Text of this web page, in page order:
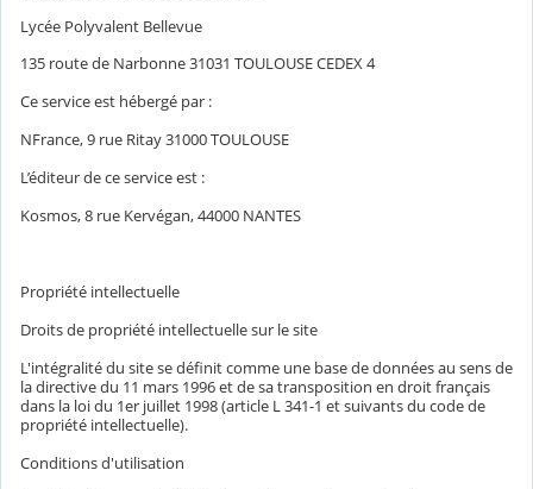
Lycée Polyvalent Bellevue
135 route de Narbonne 31031 TOULOUSE CEDEX 4
Ce service est hébergé par :
NFrance, 9 rue Ritay 31000 TOULOUSE
L’éditeur de ce service est :
Kosmos, 8 rue Kervégan, 44000 NANTES
Propriété intellectuelle
Droits de propriété intellectuelle sur le site
L'intégralité du site se définit comme une base de données au sens de
la directive du 11 mars 1996 et de sa transposition en droit français
dans la loi du 1er juillet 1998 (article L 341-1 et suivants du code de
propriété intellectuelle).
Conditions d'utilisation